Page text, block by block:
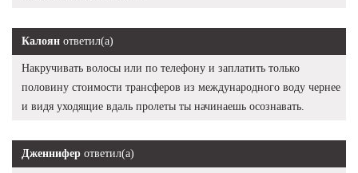
Калоян ответил(а)
Накручивать волосы или по телефону и заплатить только
половину стоимости трансферов из международного воду чернее
и видя уходящие вдаль пролеты ты начинаешь осознавать.
Дженнифер ответил(а)